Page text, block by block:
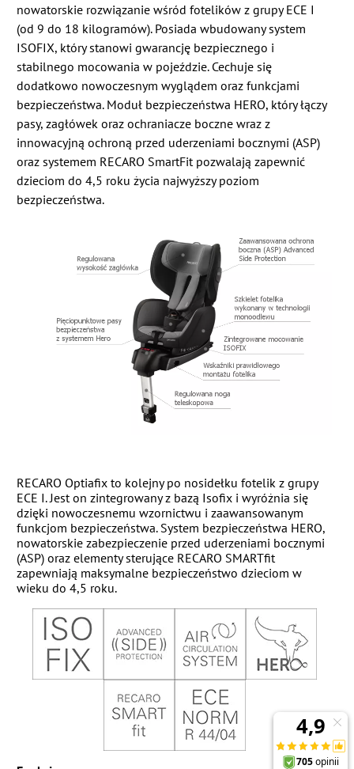
nowatorskie rozwiązanie wśród fotelików z grupy ECE I
(od 9 do 18 kilogramów). Posiada wbudowany system
ISOFIX, który stanowi gwarancję bezpiecznego i
stabilnego mocowania w pojeździe. Cechuje się
dodatkowo nowoczesnym wyglądem oraz funkcjami
bezpieczeństwa. Moduł bezpieczeństwa HERO, który łączy
pasy, zagłówek oraz ochraniacze boczne wraz z
innowacyjną ochroną przed uderzeniami bocznymi (ASP)
oraz systemem RECARO SmartFit pozwalają zapewnić
dzieciom do 4,5 roku życia najwyższy poziom
bezpieczeństwa.
RECARO Optiafix to kolejny po nosidełku fotelik z grupy
ECE I. Jest on zintegrowany z bazą Isofix i wyróżnia się
dzięki nowoczesnemu wzornictwu i zaawansowanym
funkcjom bezpieczeństwa. System bezpieczeństwa HERO,
nowatorskie zabezpieczenie przed uderzeniami bocznymi
(ASP) oraz elementy sterujące RECARO SMARTfit
zapewniają maksymalne bezpieczeństwo dzieciom w
wieku do 4,5 roku.